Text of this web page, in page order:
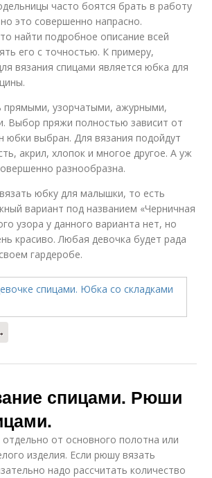
часто боятся брать в работу
это совершенно напрасно.
найти подробное описание всей
его с точностью. К примеру,
вязания спицами является юбка для
узорчатыми, ажурными,
Выбор пряжи полностью зависит от
юбки выбран. Для вязания подойдут
акрил, хлопок и многое другое. А уж
разнообразна.
юбку для малышки, то есть
вариант под названием «Черничная
узора у данного варианта нет, но
красиво. Любая девочка будет рада
гардеробе.
спицами. Рюши
от основного полотна или
изделия. Если рюшу вязать
надо рассчитать количество